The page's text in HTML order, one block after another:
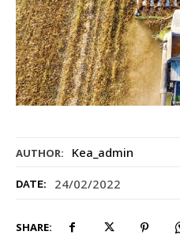
AUTHOR: Kea_admin
DATE: 24/02/2022
SHARE: